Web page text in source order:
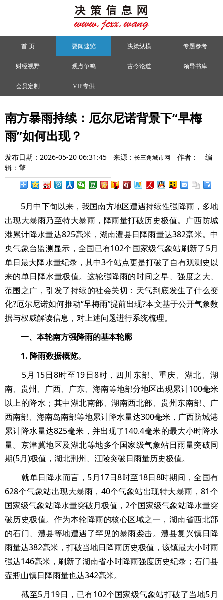
首 页 要闻速览 决策纵横 专题参考
财经视野 观点争鸣 古今论道 领导书库
会员定制 VIP专供
南方暴雨持续：厄尔尼诺背景下“早梅
雨”如何出现？
发布日期：2026-05-20 06:31:45 来源： 长三角城市网 作者：
编
辑：擎
5月中下旬以来，我国南方地区遭遇持续性强降雨，多地
出现大暴雨乃至特大暴雨，降雨量打破历史极值。广西防城
港累计降水量达825毫米，湖南澧县日降雨量达382毫米。中
央气象台监测显示，全国已有102个国家级气象站刷新了5月
单日最大降水量纪录，其中3个站点更是打破了自有观测史以
来的单日降水量极值。这轮强降雨的时间之早、强度之大、
范围之广，引发了持续的社会关切：天气到底发生了什么变
化?厄尔尼诺如何推动“早梅雨”提前出现?本文基于公开气象数
据与权威解读信息，对上述问题进行系统梳理。
一、本轮南方强降雨的基本轮廓
1. 降雨数据概览。
5月15日8时至19日8时，四川东部、重庆、湖北、湖
南、贵州、广西、广东、海南等地部分地区出现累计100毫米
以上的降水；其中湖北南部、湖南西北部、贵州东南部、广
西南部、海南岛南部等地累计降水量达300毫米，广西防城港
累计降水量达825毫米，并出现了140.4毫米的最大小时降水
量。京津冀地区及湖北等地多个国家级气象站日雨量突破同
期(5月)极值，湖北荆州、江陵突破日雨量历史极值。
就单日降水而言，5月17日8时至18日8时期间，全国有
628个气象站出现大暴雨，40个气象站出现特大暴雨，81个
国家级气象站降水量突破月极值，2个国家级气象站降水量突
破历史极值。作为本轮降雨的核心区域之一，湖南省西北部
的石门、澧县等地遭遇了罕见的暴雨袭击。澧县复兴镇日降
雨量达382毫米，打破当地日降雨历史极值，该镇最大小时雨
强达146毫米，刷新了湖南省小时降雨强度历史纪录；石门县
壶瓶山镇日降雨量也达342毫米。
截至5月19日，已有102个国家级气象站打破了当地5月